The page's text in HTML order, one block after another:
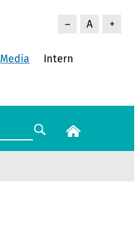
– A +
Media Intern